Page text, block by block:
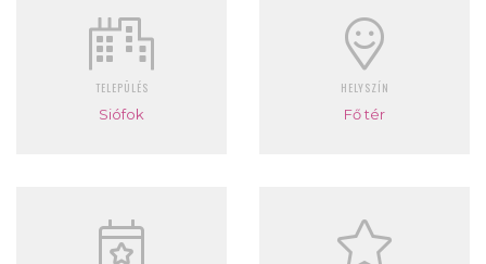
TELEPÜLÉS
Siófok
HELYSZÍN
Fő tér